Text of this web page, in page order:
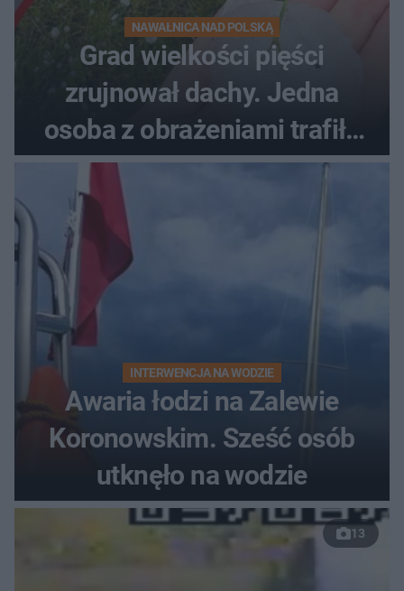
NAWAŁNICA NAD POLSKĄ
Grad wielkości pięści
zrujnował dachy. Jedna
osoba z obrażeniami trafiła
do szpitala
INTERWENCJA NA WODZIE
Awaria łodzi na Zalewie
Koronowskim. Sześć osób
utknęło na wodzie
13